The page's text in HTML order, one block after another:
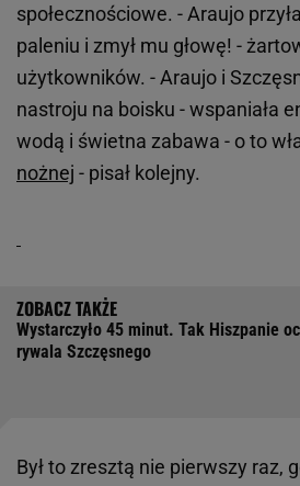
społecznościowe. - Araujo
paleniu i zmył mu głowę! -
użytkowników. - Araujo i
nastroju na boisku - wspaniała
wodą i świetna zabawa - o to
nożnej - pisał kolejny.
Wystarczyło 45 minut. Tak Hiszpanie
rywala Szczęsnego
Był to zresztą nie pierwszy raz,